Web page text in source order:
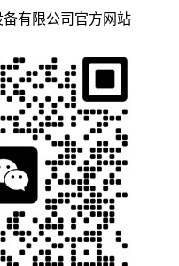
有限公司官方网站